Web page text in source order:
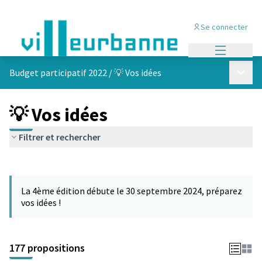
Se connecter
Budget participatif 2022 /💡 Vos idées
💡 Vos idées
Filtrer et rechercher
−
La 4ème édition débute le 30 septembre 2024, préparez
vos idées !
177 propositions